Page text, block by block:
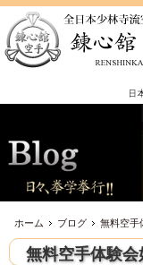
ホーム ブログ 無料空手
無料空手体験